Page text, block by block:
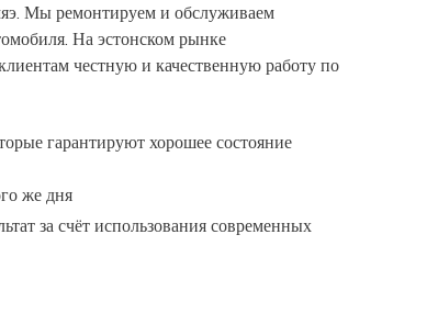
Мы ремонтируем и обслуживаем
На эстонском рынке
честную и качественную работу по
гарантируют хорошее состояние
же дня
за счёт использования современных